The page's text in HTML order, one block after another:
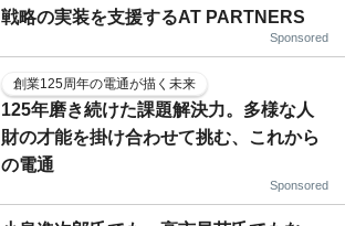
戦略の実装を支援するAT PARTNERS
Sponsored
創業125周年の電通が描く未来
125年磨き続けた課題解決力。多様な人
財の才能を掛け合わせて挑む、これから
の電通
Sponsored